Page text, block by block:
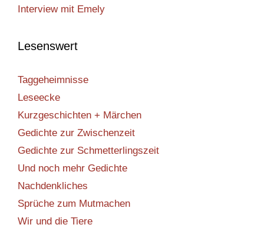
Interview mit Emely
Lesenswert
Taggeheimnisse
Leseecke
Kurzgeschichten + Märchen
Gedichte zur Zwischenzeit
Gedichte zur Schmetterlingszeit
Und noch mehr Gedichte
Nachdenkliches
Sprüche zum Mutmachen
Wir und die Tiere